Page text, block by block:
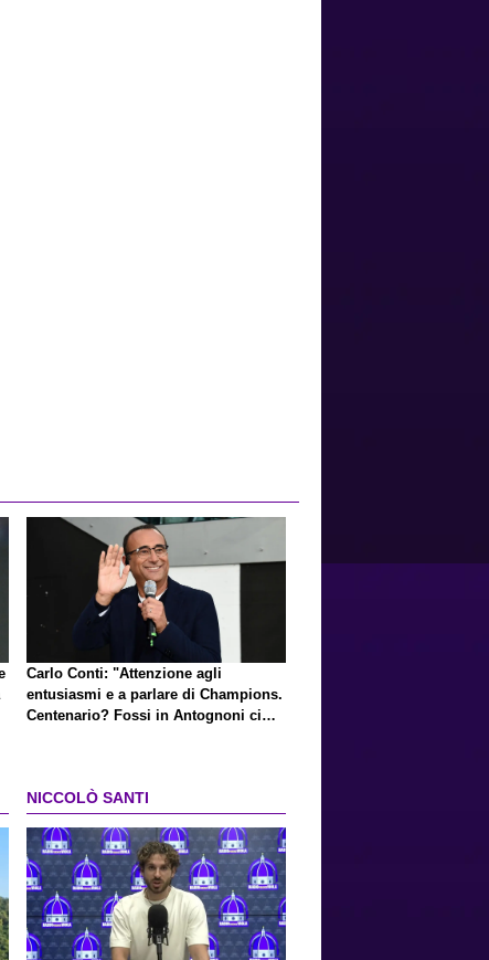
Carlo Conti: "Attenzione agli
entusiasmi e a parlare di Champions.
Centenario? Fossi in Antognoni ci
NICCOLÒ SANTI